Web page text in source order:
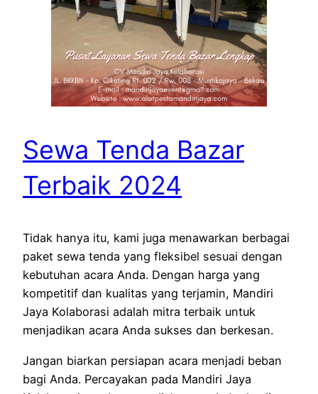
Sewa Tenda Bazar
Terbaik 2024
Tidak hanya itu, kami juga menawarkan berbagai
paket sewa tenda yang fleksibel sesuai dengan
kebutuhan acara Anda. Dengan harga yang
kompetitif dan kualitas yang terjamin, Mandiri
Jaya Kolaborasi adalah mitra terbaik untuk
menjadikan acara Anda sukses dan berkesan.
Jangan biarkan persiapan acara menjadi beban
bagi Anda. Percayakan pada Mandiri Jaya